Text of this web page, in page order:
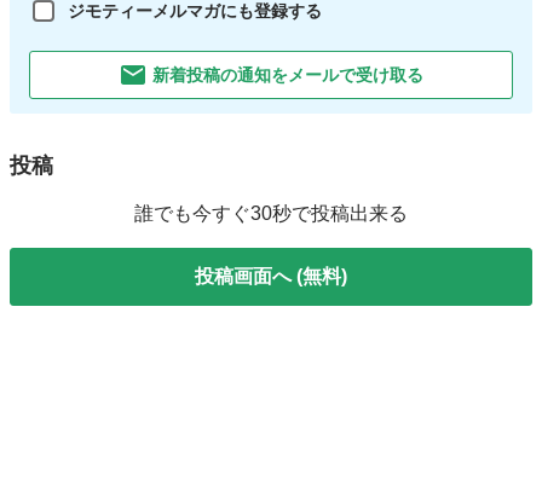
ジモティーメルマガにも登録する
新着投稿の通知をメールで受け取る
投稿
誰でも今すぐ30秒で投稿出来る
投稿画面へ (無料)